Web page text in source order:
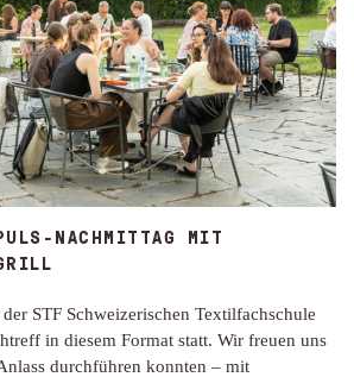
NACHMITTAG MIT
STF Schweizerischen Textilfachschule
in diesem Format statt. Wir freuen uns
durchführen konnten – mit